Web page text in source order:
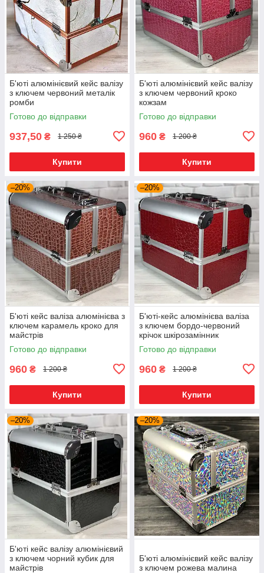
Б'юті алюмінієвий кейс валізу
з ключем червоний металік
ромби
Готово до відправки
937,50 ₴ 1 250 ₴
Купити
Б'юті алюмінієвий кейс валізу
з ключем червоний кроко
кожзам
Готово до відправки
960 ₴ 1 200 ₴
Купити
–20%
Б'юті кейс валіза алюмінієва з
ключем карамель кроко для
майстрів
Готово до відправки
960 ₴ 1 200 ₴
Купити
–20%
Б'юті-кейс алюмінієва валіза
з ключем бордо-червоний
крічок шкірозамінник
Готово до відправки
960 ₴ 1 200 ₴
Купити
–20%
Б'юті кейс валізу алюмінієвий
з ключем чорний кубик для
майстрів
–20%
Б'юті алюмінієвий кейс валізу
з ключем рожева малина